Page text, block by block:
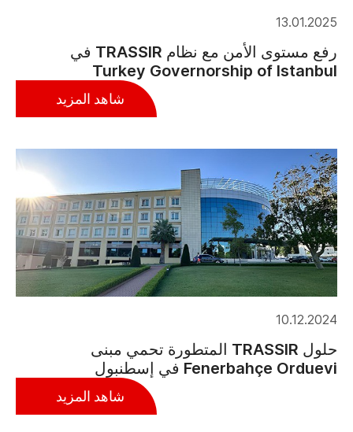
13.01.2025
رفع مستوى الأمن مع نظام TRASSIR في
Turkey Governorship of Istanbul
شاهد المزيد
10.12.2024
حلول TRASSIR المتطورة تحمي مبنى
Fenerbahçe Orduevi في إسطنبول
شاهد المزيد